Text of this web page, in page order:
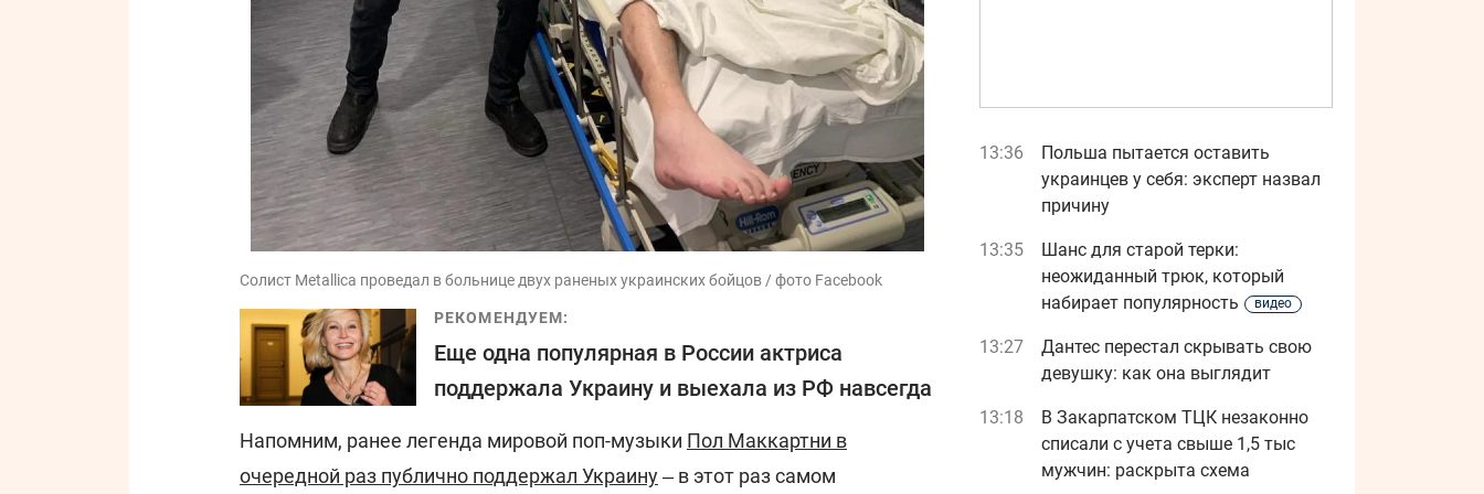
Солист Metallica проведал в больнице двух раненых украинских бойцов / фото Facebook
РЕКОМЕНДУЕМ:
Еще одна популярная в России актриса
поддержала Украину и выехала из РФ навсегда
Напомним, ранее легенда мировой поп-музыки Пол Маккартни в
очередной раз публично поддержал Украину‒ в этот раз самом
13:36
Польша пытается оставить
украинцев у себя: эксперт назвал
причину
13:35
Шанс для старой терки:
неожиданный трюк, который
набирает популярность
видео
13:27
Дантес перестал скрывать свою
девушку: как она выглядит
13:18
В Закарпатском ТЦК незаконно
списали с учета свыше 1,5 тыс
мужчин: раскрыта схема